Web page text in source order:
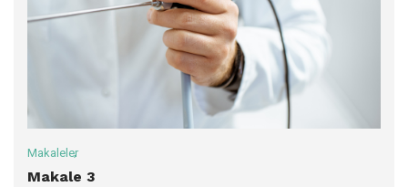
Makaleler
Makale 3